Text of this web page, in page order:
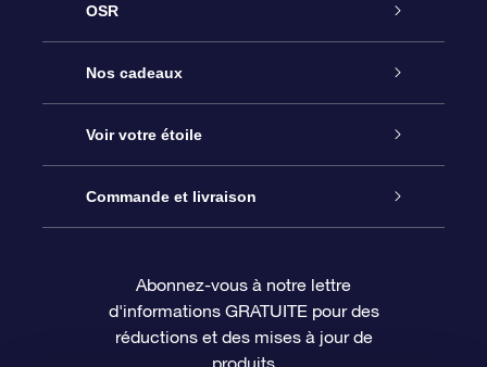
OSR
Service
À propos de l’OSR
Nous contacter
Questions fréquemment posées
Nos cadeaux
Cadeau d’étoile en ligne
Coffret cadeau OSR
Carte cadeau OSR
Voir votre étoile
Registre des étoiles
Page d’accueil personnalisée
Commande et livraison
Informations de paiement
Abonnez-vous à notre lettre
d'informations GRATUITE pour des
réductions et des mises à jour de
produits